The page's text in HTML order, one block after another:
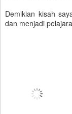
Demikian kisah
dan menjadi